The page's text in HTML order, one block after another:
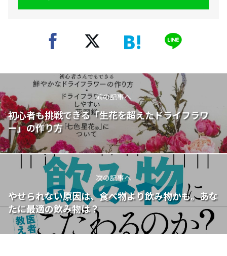
前の記事へ
初心者も挑戦できる「生花を超えたドライフラワ
ー」の作り方
次の記事へ
やせられない原因は、食べ物より飲み物かも。あな
たに最適の飲み物は？